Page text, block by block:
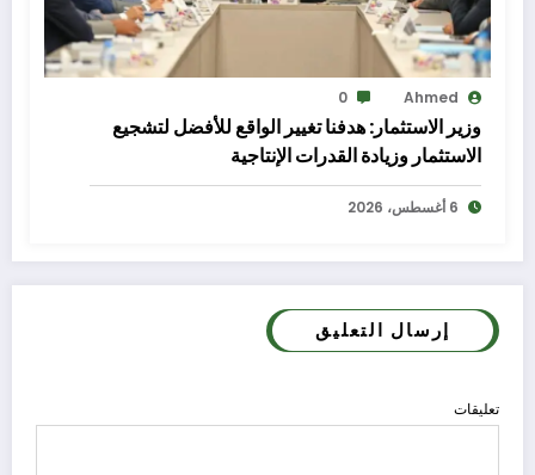
Ahmed
0
وزير الاستثمار: هدفنا تغيير الواقع للأفضل لتشجيع
الاستثمار وزيادة القدرات الإنتاجية
6 أغسطس، 2026
إرسال التعليق
تعليقات